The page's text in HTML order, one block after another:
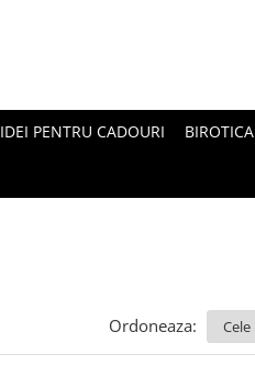
IDEI PENTRU CADOURI BIROTICA
Ordoneaza: